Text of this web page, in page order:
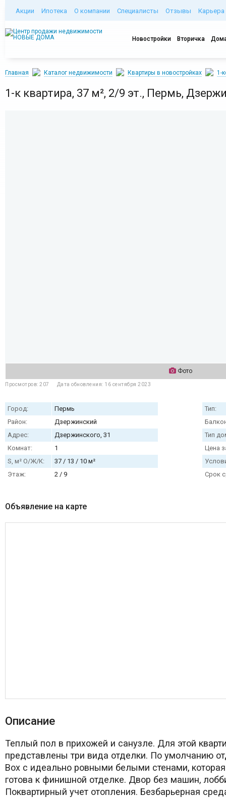
Акции Ипотека О компании Специалисты Отзывы Карьера
Новостройки Вторичка
Главная Каталог недвижимости Квартиры в новостройках 1-
1-к квартира, 37 м², 2/9 эт., Пермь,
Фото
Просмотров: 207 Дата обновления: 16 сентября 2023
Город:
Пермь
Район:
Дзержинский
Адрес:
Дзержинского, 31
Комнат:
1
S, м² О/Ж/К:
37 / 13 / 10 м²
Этаж:
2 / 9
Тип:
Тип
Цена
Срок
Объявление на карте
Описание
Теплый пол в прихожей и санузле. Для этой
представлены три вида отделки. По умолчанию
Box с идеально ровными белыми стенами,
готова к финишной отделке. Двор без машин,
Поквартирный учет отопления. Безбарьерная